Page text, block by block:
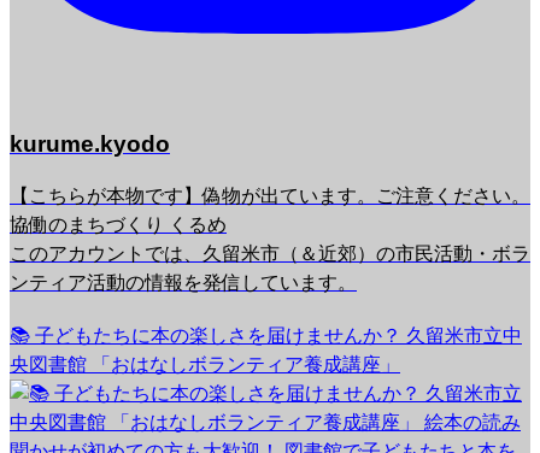
kurume.kyodo
【こちらが本物です】偽物が出ています。ご注意ください。
協働のまちづくり くるめ
このアカウントでは、久留米市（＆近郊）の市民活動・ボラ
ンティア活動の情報を発信しています。
📚 子どもたちに本の楽しさを届けませんか？ 久留米市立中
央図書館 「おはなしボランティア養成講座」